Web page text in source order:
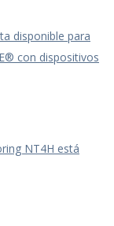
disponible para
con dispositivos
NT4H está